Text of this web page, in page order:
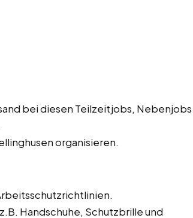
bei diesen Teilzeitjobs, Nebenjobs
organisieren.
Handschuhe, Schutzbrille und